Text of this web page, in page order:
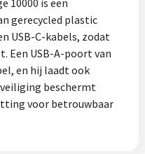
10000 is een
gerecycled plastic
USB-C-kabels, zodat
Een USB-A-poort van
en hij laadt ook
beschermt
voor betrouwbaar